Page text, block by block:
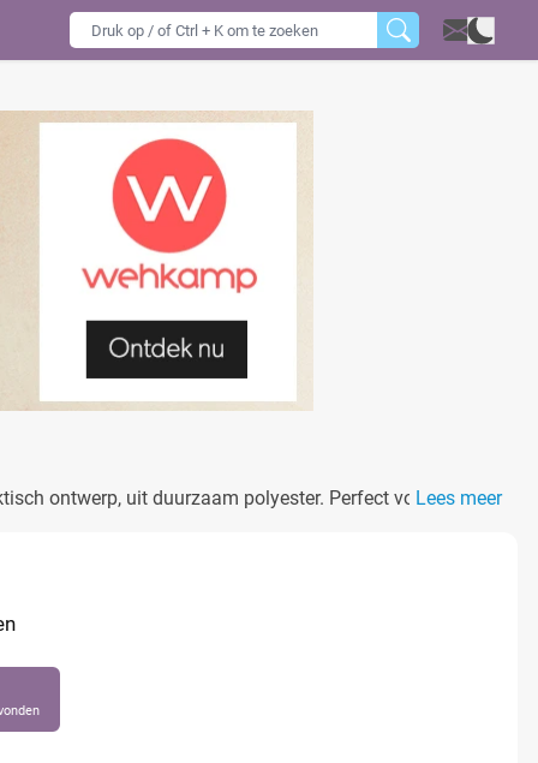
ontwerp, uit duurzaam polyester. Perfect voor ouders
Lees meer